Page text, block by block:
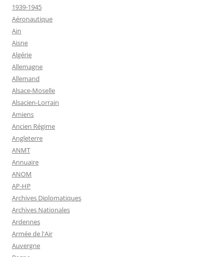
1939-1945
Aéronautique
Ain
Aisne
Algérie
Allemagne
Allemand
Alsace-Moselle
Alsacien-Lorrain
Amiens
Ancien Régime
Angleterre
ANMT
Annuaire
ANOM
AP-HP
Archives Diplomatiques
Archives Nationales
Ardennes
Armée de l'Air
Auvergne